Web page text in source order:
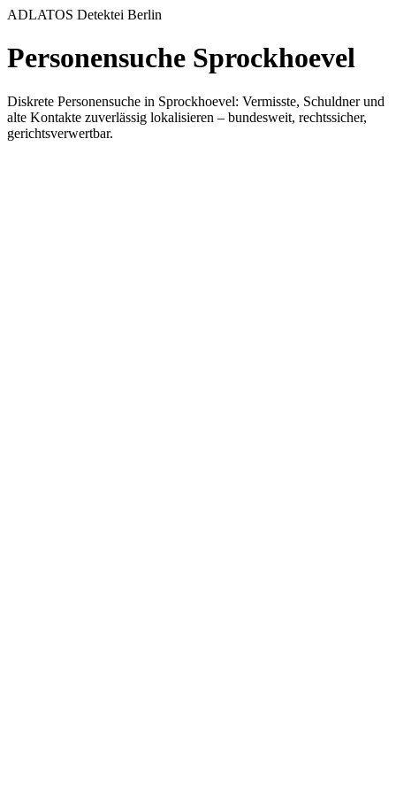
ADLATOS Detektei Berlin
Personensuche Sprockhoevel
Diskrete Personensuche in Sprockhoevel: Vermisste, Schuldner und
alte Kontakte zuverlässig lokalisieren – bundesweit, rechtssicher,
gerichtsverwertbar.